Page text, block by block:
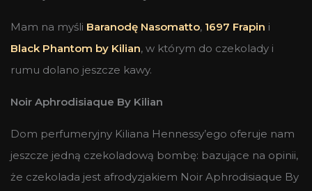
Mam na myśli Baranodę Nasomatto, 1697 Frapin i
Black Phantom by Kilian, w którym do czekolady i
rumu dolano jeszcze kawy.
Noir Aphrodisiaque By Kilian
Dom perfumeryjny Kiliana Hennessy’ego oferuje nam
jeszcze jedną czekoladową bombę: bazujące na opinii,
że czekolada jest afrodyzjakiem Noir Aphrodisiaque By